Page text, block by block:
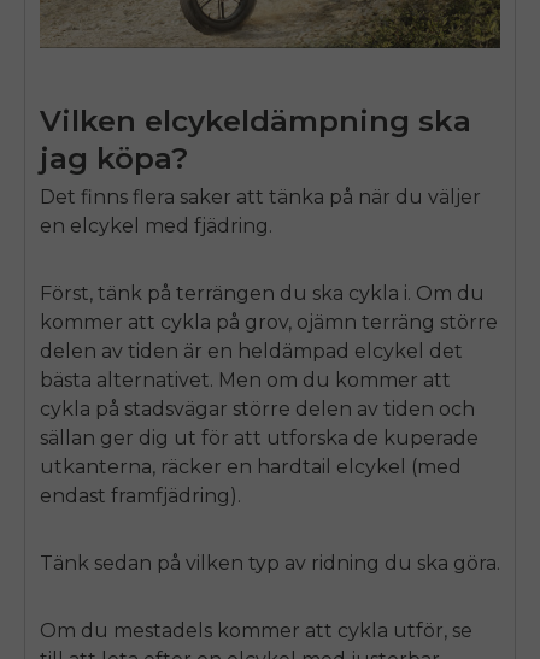
Vilken elcykeldämpning ska
jag köpa?
Det finns flera saker att tänka på när du väljer
en elcykel med fjädring.
Först, tänk på terrängen du ska cykla i. Om du
kommer att cykla på grov, ojämn terräng större
delen av tiden är en heldämpad elcykel det
bästa alternativet. Men om du kommer att
cykla på stadsvägar större delen av tiden och
sällan ger dig ut för att utforska de kuperade
utkanterna, räcker en hardtail elcykel (med
endast framfjädring).
Tänk sedan på vilken typ av ridning du ska göra.
Om du mestadels kommer att cykla utför, se